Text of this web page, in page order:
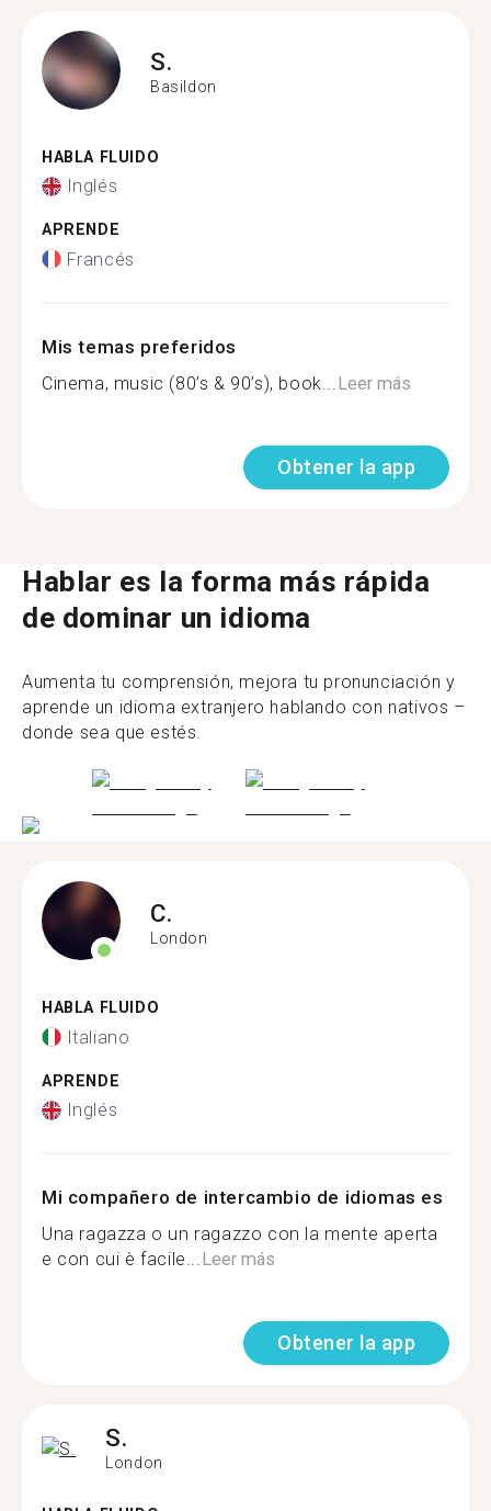
S.
Basildon
HABLA FLUIDO
Inglés
APRENDE
Francés
Mis temas preferidos
Cinema, music (80’s & 90’s), book... Leer más
Obtener la app
Hablar es la forma más rápida
de dominar un idioma
Aumenta tu comprensión, mejora tu pronunciación y
aprende un idioma extranjero hablando con nativos –
donde sea que estés.
C.
London
HABLA FLUIDO
Italiano
APRENDE
Inglés
Mi compañero de intercambio de idiomas es
Una ragazza o un ragazzo con la mente aperta
e con cui è facile...Leer más
Obtener la app
S.
London